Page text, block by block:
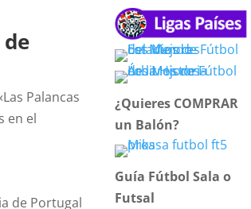
Palancas
en el
de Portugal
¿Quieres COMPRAR
un Balón?
Guía Fútbol Sala o
Futsal